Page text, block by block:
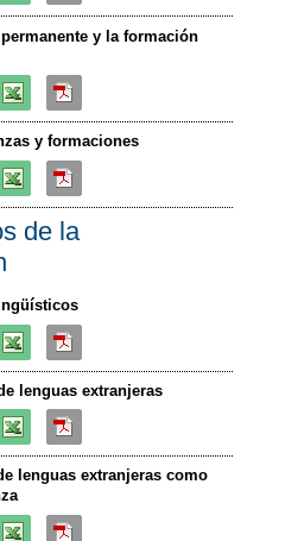
y la formación
y formaciones
de la
lenguas extranjeras
lenguas extranjeras como